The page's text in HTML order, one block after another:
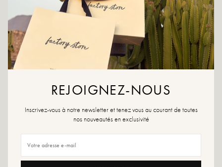
AAN WENSLIJST TOEVOEGEN
Ontdek het nieuwe Leona Mini Verde-model. Deze trendy minitas is
praktisch, licht en modern. Stop je essentials erin en combineer het
met een dag- of nachtlook.
Buitenmateriaal: 100% leer
Lengte: 16cm
REJOIGNEZ-NOUS
Inscrivez-vous à notre newsletter et tenez vous au courant de toutes
nos nouveautés en exclusivité